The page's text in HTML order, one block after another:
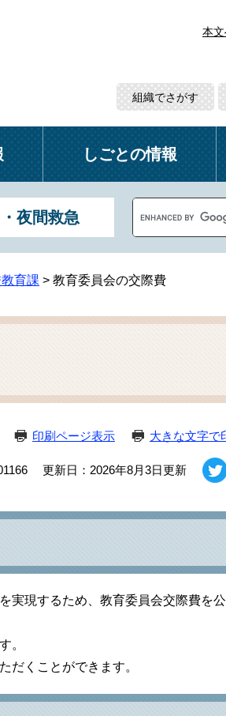
本
組織でさがす
しごとの情報
夜間救急
o
g
l
e
ス
育課 > 教育委員会の交際費
印刷ページ表示 大きな文字で
更新日：2026年8月3日更新
実現するため、教育委員会交際費を
。
だくことができます。